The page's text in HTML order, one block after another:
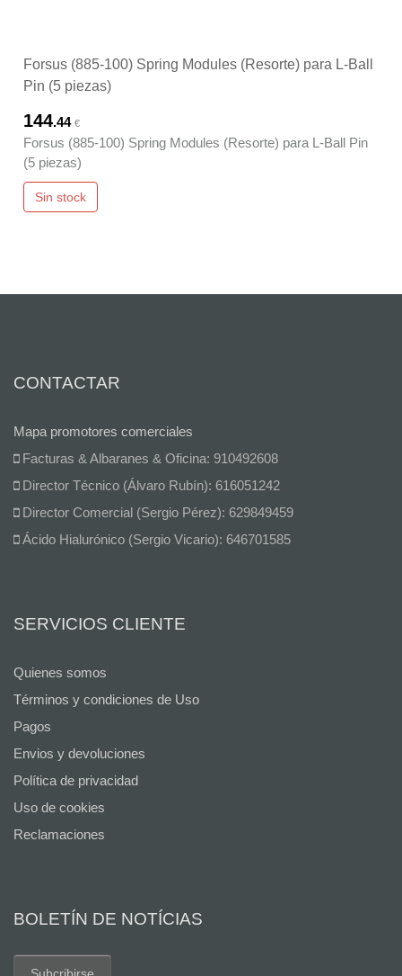
Forsus (885-100) Spring Modules (Resorte) para L-Ball
Pin (5 piezas)
144.44 €
Forsus (885-100) Spring Modules (Resorte) para L-Ball Pin
(5 piezas)
Sin stock
CONTACTAR
Mapa promotores comerciales
Facturas & Albaranes & Oficina: 910492608
Director Técnico (Álvaro Rubín): 616051242
Director Comercial (Sergio Pérez): 629849459
Ácido Hialurónico (Sergio Vicario): 646701585
SERVICIOS CLIENTE
Quienes somos
Términos y condiciones de Uso
Pagos
Envios y devoluciones
Política de privacidad
Uso de cookies
Reclamaciones
BOLETÍN DE NOTÍCIAS